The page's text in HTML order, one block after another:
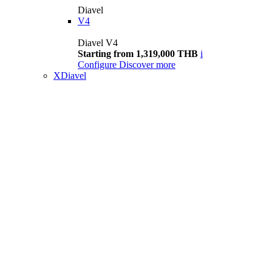
Diavel
V4
Diavel V4
Starting from 1,319,000 THB i
Configure Discover more
XDiavel